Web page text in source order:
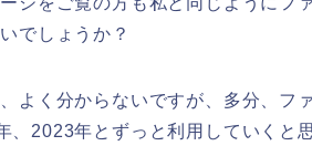
でしょうか？
よく分からないですが、多分、フ
、2023年とずっと利用していくと